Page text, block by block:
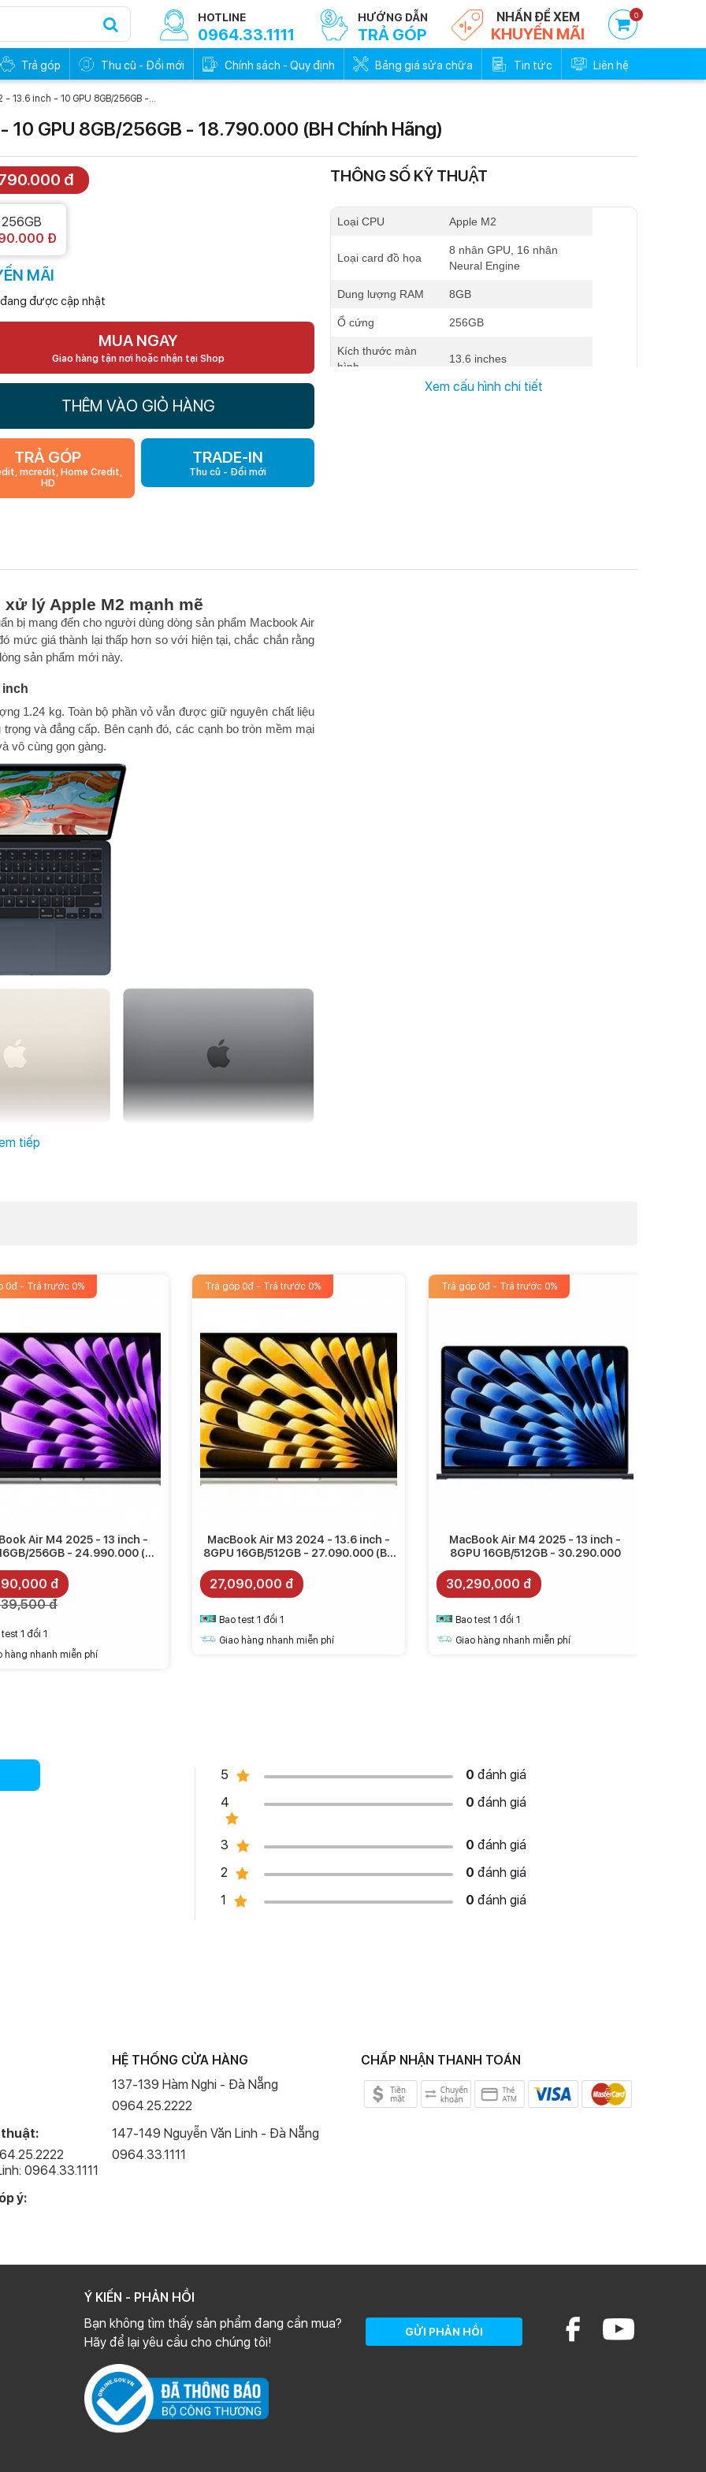
0
NHẤN ĐỂ XEM
KHUYẾN MÃI
HƯỚNG DẪN
TRẢ GÓP
HOTLINE
0964.33.1111
Trả góp Thu cũ - Đổi mới Chính sách - Quy định Bảng giá sửa chữa Tin tức Liên hệ
13.6 inch - 10 GPU 8GB/256GB -...
GPU 8GB/256GB - 18.790.000 (BH Chính Hãng)
0đ - Trả trước
0%
Trả góp 0đ - Trả trước
đ
256GB
Đ
MÃI
được cập nhật
MUA NGAY
Giao hàng tận nơi hoặc nhận tại Shop
THÊM VÀO GIỎ HÀNG
TRẢ GÓP
mcredit, Home Credit,
HD
TRADE-IN
Thu cũ - Đổi mới
THÔNG SỐ KỸ THUẬT
Loại CPU Apple M2
Loại card đồ họa
8 nhân GPU, 16 nhân
Neural Engine
Dung lượng RAM 8GB
Ổ cứng 256GB
Kích thước màn
hình
13.6 inches
Độ phân giải màn
Công nghệ màn
Xem cấu hình chi tiết
xử lý Apple M2 mạnh mẽ
bị mang đến cho người dùng dòng sản phẩm Macbook Air
mức giá thành lại thấp hơn so với hiện tại, chắc chắn rằng
sản phẩm mới này.
inch
1.24 kg. Toàn bộ phần vỏ vẫn được giữ nguyên chất liệu
và đẳng cấp. Bên cạnh đó, các cạnh bo tròn mềm mại
vô cùng gọn gàng.
hình Liquid Retina kích thước 13.6 inch, hỗ trợ đến 1 tỷ
đó người dùng có thể hoàn thành được nhiều tác vụ, công
vô cùng mạnh mẽ. Bạn có thể thoải mái hiện nhiều tác vụ
gặp bất kỳ khó khăn nào. Đồng thời hiệu suất mà chúng
người dùng dễ dàng sáng tạo hơn trong công việc.
gọi iPhone, kết nối iPad như màn hình hiển thị thứ hai và
Macbook Air 2022 tiết kiệm năng lượng một cách tối đa.
giải trí hoặc làm việc trong cả ngày dài mà không lo hết
tiếp
0đ - Trả trước 0%
Air M4 2025 - 13 inch -
256GB - 24.990.000 (BH
đ
đ
1 đổi 1
hàng nhanh miễn phí
Trả góp 0đ - Trả trước 0%
MacBook Air M3 2024 - 13.6 inch -
8GPU 16GB/512GB - 27.090.000 (BH
27,090,000 đ
Bao test 1 đổi 1
Giao hàng nhanh miễn phí
Trả góp 0đ - Trả trước 0%
MacBook Air M4 2025 - 13 inch -
8GPU 16GB/512GB - 30.290.000
30,290,000 đ
Bao test 1 đổi 1
Giao hàng nhanh miễn phí
5 0 đánh giá
4
0 đánh giá
3 0 đánh giá
2
0 đánh giá
1
0 đánh giá
thuật:
0964.33.1111
ý:
HỆ THỐNG CỬA HÀNG
137-139 Hàm Nghi - Đà Nẵng
0964.25.2222
147-149 Nguyễn Văn Linh - Đà Nẵng
0964.33.1111
CHẤP NHẬN THANH TOÁN
Ý KIẾN - PHẢN HỒI
Bạn không tìm thấy sản phẩm đang cần mua?
Hãy để lại yêu cầu cho chúng tôi!
GỬI PHẢN HỒI